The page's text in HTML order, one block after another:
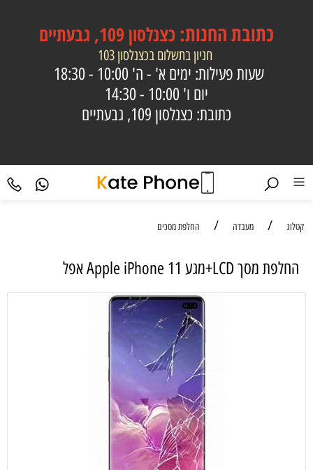
כתובתהחנות: כצנלסון 109, גבעתיים
חניון בתשלום בכצנלסון 103
שעות פעילות: ימים א' - ה' 10:00 - 18:30
יום ו' 10:00 - 14:30
כתובת: כצנלסון 109, גבעתיים
קטלוג / מעבדה / החלפת מסכים
החלפת מסך LCD+מגע Apple iPhone 11 אפל